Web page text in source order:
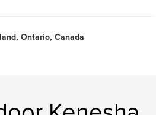
Ontario, Canada